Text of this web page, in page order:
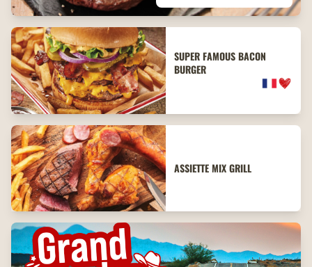
SUPER FAMOUS BACON
BURGER
ASSIETTE MIX GRILL